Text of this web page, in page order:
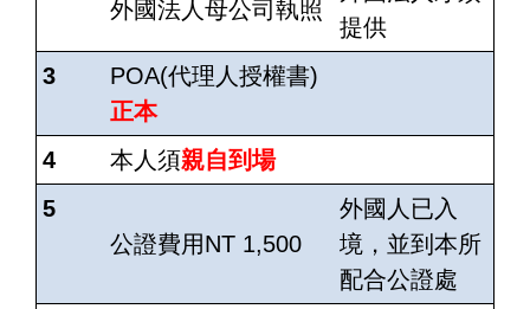
外國法人母公司執照
提供
3
POA(代理人授權書)
正本
4
本人 須親自到場
5
公證費用NT 1,500
外國人已入
境，並到本所
配合公證處